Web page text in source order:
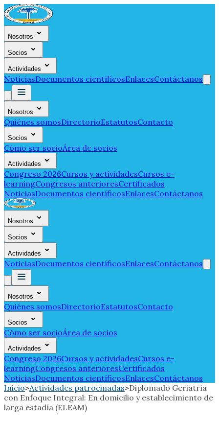
Nosotros
Socios
Actividades
NoticiasDocumentos científicosEnlacesContáctanos
Nosotros
Quiénes somosDirectorioEstatutosContacto
Socios
Cómo ser socioÁrea de socios
Actividades
Congreso 2026Cursos y actividadesCursos e-
learningCongresos anterioresCertificados
NoticiasDocumentos científicosEnlacesContáctanos
Nosotros
Socios
Actividades
NoticiasDocumentos científicosEnlacesContáctanos
Nosotros
Quiénes somosDirectorioEstatutosContacto
Socios
Cómo ser socioÁrea de socios
Actividades
Congreso 2026Cursos y actividadesCursos e-
learningCongresos anterioresCertificados
NoticiasDocumentos científicosEnlacesContáctanos
Inicio>Actividades patrocinadas>Diplomado Geriatría
con Enfoque Integral: En domicilio y establecimiento de
larga estadía (ELEAM)